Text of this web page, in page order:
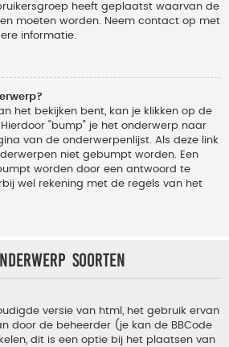
heeft geplaatst waarvan de
moeten worden. Neem contact op met
informatie.
het bekijken bent, kan je klikken op de
"bump" je het onderwerp naar
van de onderwerpenlijst. Als deze link
niet gebumpt worden. Een
worden door een antwoord te
wel rekening met de regels van het
soorten
versie van html, het gebruik ervan
door de beheerder (je kan de BBCode
dit is een optie bij het plaatsen van